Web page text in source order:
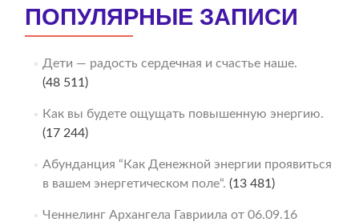
ПОПУЛЯРНЫЕ ЗАПИСИ
Дети — радость сердечная и счастье наше.
(48 511)
Как вы будете ощущать повышенную энергию.
(17 244)
Абунданция “Как Денежной энергии проявиться
в вашем энергетическом поле“. (13 481)
Ченнелинг Архангела Гавриила от 06.09.16